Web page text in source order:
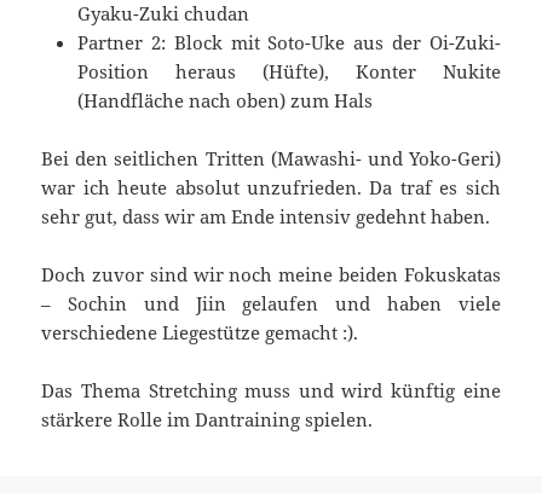
Gyaku-Zuki chudan
Partner 2: Block mit Soto-Uke aus der Oi-Zuki-
Position heraus (Hüfte), Konter Nukite
(Handfläche nach oben) zum Hals
Bei den seitlichen Tritten (Mawashi- und Yoko-Geri)
war ich heute absolut unzufrieden. Da traf es sich
sehr gut, dass wir am Ende intensiv gedehnt haben.
Doch zuvor sind wir noch meine beiden Fokuskatas
– Sochin und Jiin gelaufen und haben viele
verschiedene Liegestütze gemacht :).
Das Thema Stretching muss und wird künftig eine
stärkere Rolle im Dantraining spielen.